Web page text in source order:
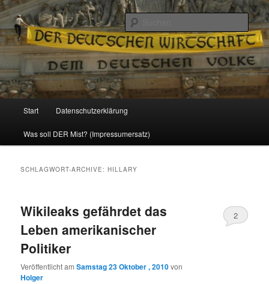
Reizzentrum
Politik, Wirtschaft, Soziales und Gesellschaft
Zum
Inhalt
Zum
sekundären
Start Datenschutzerklärung
Was soll DER Mist? (Impressumersatz)
SCHLAGWORT-ARCHIVE:HILLARY
Wikileaks gefährdet das
Leben amerikanischer
Politiker
Veröffentlicht amSamstag 23 Oktober , 2010von
Holger
2